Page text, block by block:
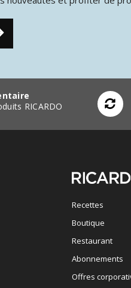
RICARDO
Recettes
Boutique
Restaurant
Abonnements
Offres